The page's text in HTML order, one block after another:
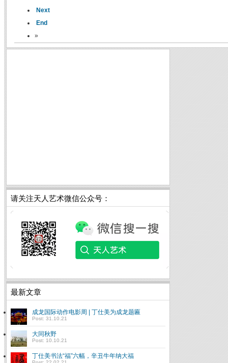
Next
End
»
请关注天人艺术微信公众号：
最新文章
成龙国际动作电影周 | 丁仕美为成龙题匾
Post: 31.10.21
大同秋野
Post: 10.10.21
丁仕美书法“福”六幅，辛丑牛年纳大福